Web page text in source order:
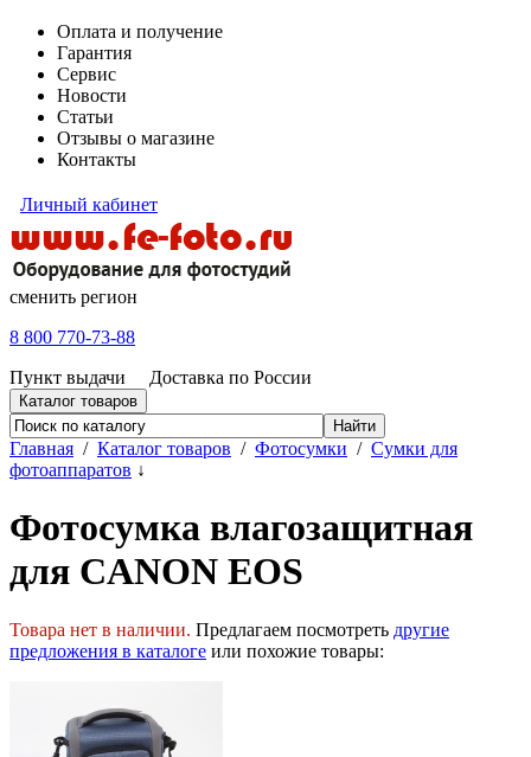
Оплата и получение
Гарантия
Сервис
Новости
Статьи
Отзывы о магазине
Контакты
Личный кабинет
сменить регион
8 800 770-73-88
Пункт выдачи
Доставка по России
Каталог товаров
Главная / Каталог товаров / Фотосумки / Сумки для
фотоаппаратов ↓
Фотосумка влагозащитная
для CANON EOS
Товара нет в наличии. Предлагаем посмотреть другие
предложения в каталоге или похожие товары: